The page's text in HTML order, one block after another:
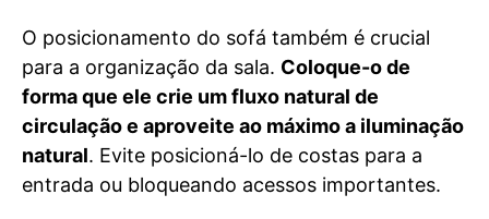
O posicionamento do sofá também é crucial
para a organização da sala. Coloque-o de
forma que ele crie um fluxo natural de
circulação e aproveite ao máximo a iluminação
natural. Evite posicioná-lo de costas para a
entrada ou bloqueando acessos importantes.